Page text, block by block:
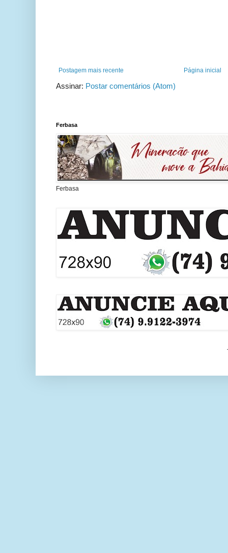
Postagem mais recente Página inicial
Assinar: Postar comentários (Atom)
Ferbasa
Ferbasa